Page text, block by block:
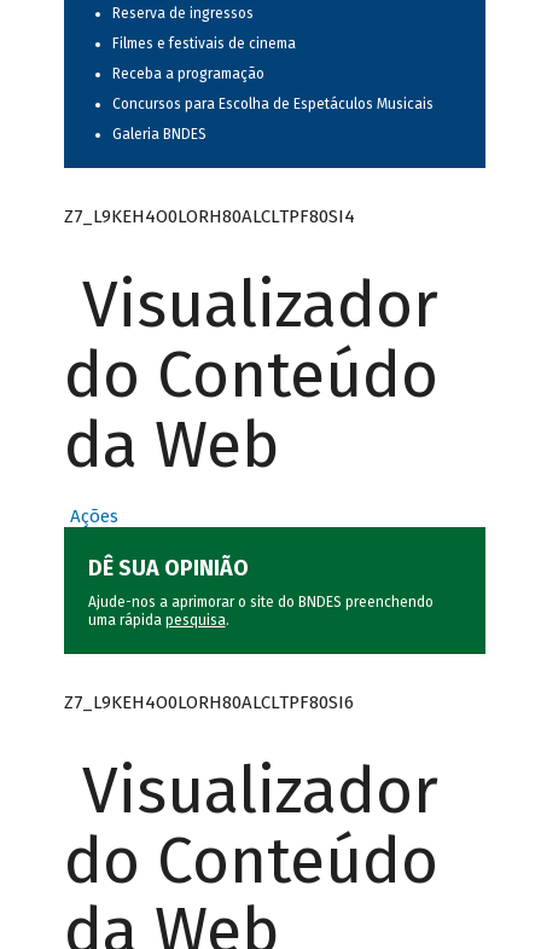
Reserva de ingressos
Filmes e festivais de cinema
Receba a programação
Concursos para Escolha de Espetáculos Musicais
Galeria BNDES
Z7_L9KEH4O0LORH80ALCLTPF80SI4
Visualizador
do Conteúdo
da Web
Ações
DÊ SUA OPINIÃO
Ajude-nos a aprimorar o site do BNDES preenchendo
uma rápida pesquisa.
Z7_L9KEH4O0LORH80ALCLTPF80SI6
Visualizador
do Conteúdo
da Web